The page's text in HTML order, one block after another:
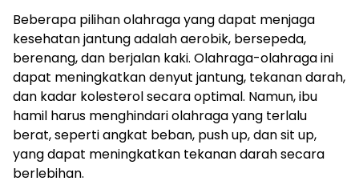
Beberapa pilihan olahraga yang dapat menjaga
kesehatan jantung adalah aerobik, bersepeda,
berenang, dan berjalan kaki. Olahraga-olahraga ini
dapat meningkatkan denyut jantung, tekanan darah,
dan kadar kolesterol secara optimal. Namun, ibu
hamil harus menghindari olahraga yang terlalu
berat, seperti angkat beban, push up, dan sit up,
yang dapat meningkatkan tekanan darah secara
berlebihan.